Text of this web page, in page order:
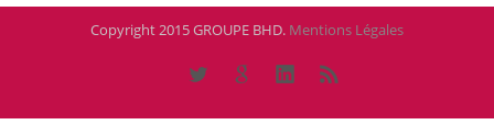
Copyright 2015 GROUPE BHD. Mentions Légales